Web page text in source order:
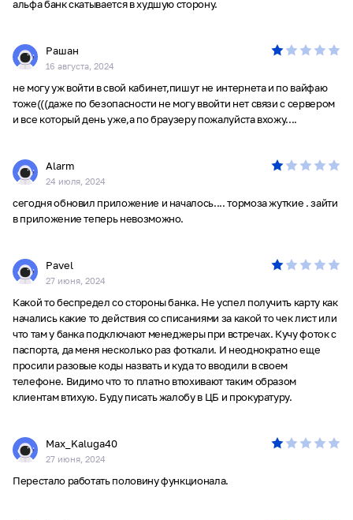
альфа банк скатывается в худшую сторону.
Рашан
16 августа, 2024
не могу уж войти в свой кабинет,пишут не интернета и по вайфаю
тоже(((даже по безопасности не могу ввойти нет связи с сервером
и все который день уже,а по браузеру пожалуйста вхожу....
Alarm
24 июля, 2024
сегодня обновил приложение и началось.... тормоза жуткие . зайти
в приложение теперь невозможно.
Pavel
27 июня, 2024
Какой то беспредел со стороны банка. Не успел получить карту как
начались какие то действия со списаниями за какой то чек лист или
что там у банка подключают менеджеры при встречах. Кучу фоток с
паспорта, да меня несколько раз фоткали. И неоднократно еще
просили разовые коды назвать и куда то вводили в своем
телефоне. Видимо что то платно втюхивают таким образом
клиентам втихую. Буду писать жалобу в ЦБ и прокуратуру.
Max_Kaluga40
27 июня, 2024
Перестало работать половину функционала.